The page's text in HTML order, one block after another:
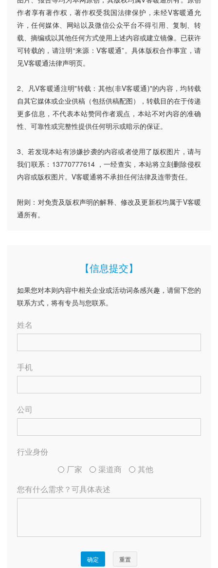
作者享有著作权，著作权受我国法律保护，未经V客暖通允
许，任何媒体、网站以及微信公众平台不得引用、复制、转
载、摘编或以其他任何方式使用上述内容或建立镜像。已获许
可转载的，请注明“来源：V客暖通”。具体版权合作事宜，请
见V客暖通法律声明页。
2、凡V客暖通注明"转载：其他(非V客暖通)"的内容，均转载
自其它媒体或企业供稿（包括供稿配图），转载目的在于传递
更多信息，不代表本站赞同作者观点，本站不对内容的准确
性、可靠性或完整性提供任何明示或暗示的保证。
3、若发现本站有涉嫌抄袭的内容或者使用了版权图片，请与
我们联系：13770777614 ，一经查实，本站将立刻删除侵权
内容或版权图片。V客暖通将不承担任何法律及连带责任。
附则：对免责及版权声明的解释、修改及更新权均属于V客暖
通所有。